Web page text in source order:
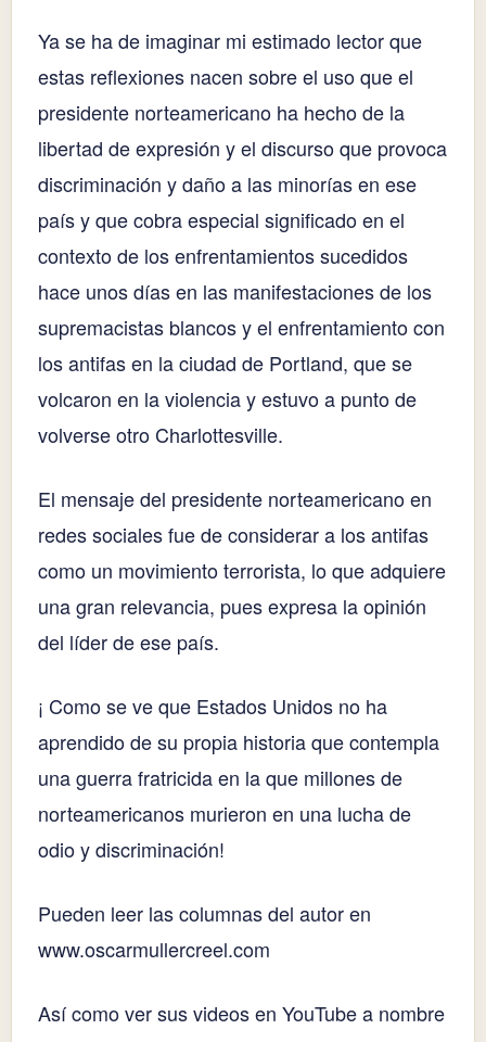
Ya se ha de imaginar mi estimado lector que
estas reflexiones nacen sobre el uso que el
presidente norteamericano ha hecho de la
libertad de expresión y el discurso que provoca
discriminación y daño a las minorías en ese
país y que cobra especial significado en el
contexto de los enfrentamientos sucedidos
hace unos días en las manifestaciones de los
supremacistas blancos y el enfrentamiento con
los antifas en la ciudad de Portland, que se
volcaron en la violencia y estuvo a punto de
volverse otro Charlottesville.
El mensaje del presidente norteamericano en
redes sociales fue de considerar a los antifas
como un movimiento terrorista, lo que adquiere
una gran relevancia, pues expresa la opinión
del líder de ese país.
¡ Como se ve que Estados Unidos no ha
aprendido de su propia historia que contempla
una guerra fratricida en la que millones de
norteamericanos murieron en una lucha de
odio y discriminación!
Pueden leer las columnas del autor en
www.oscarmullercreel.com
Así como ver sus videos en YouTube a nombre